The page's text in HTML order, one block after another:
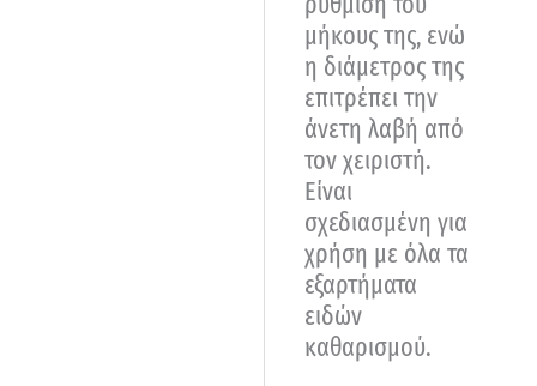
μήκους της, ενώ
η διάμετρος της
επιτρέπει την
άνετη λαβή από
τον χειριστή.
Είναι
σχεδιασμένη για
χρήση με όλα τα
εξαρτήματα
ειδών
καθαρισμού.